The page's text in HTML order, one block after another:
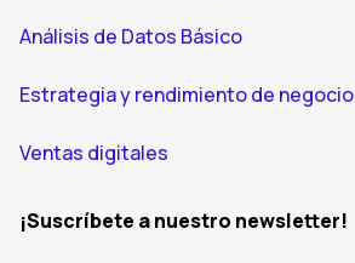
Análisis de Datos Básico
Estrategia y rendimiento de negocio
Ventas digitales
¡Suscríbete a nuestro newsletter!